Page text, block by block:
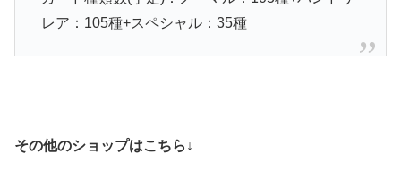
レア：105種+スペシャル：35種
その他のショップはこちら↓